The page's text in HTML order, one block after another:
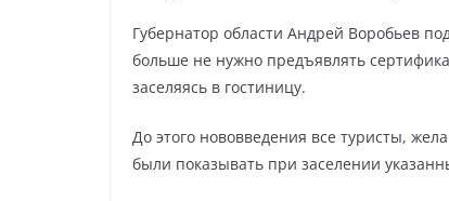
Губернатор области Андрей Воробьев
больше не нужно предъявлять
заселяясь в гостиницу.
До этого нововведения все туристы,
были показывать при заселении